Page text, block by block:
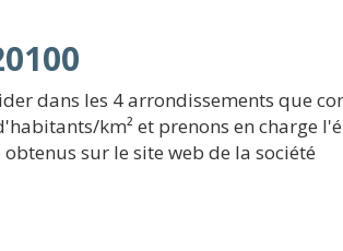
dans les 4 arrondissements que
km² et prenons en charge
sur le site web de la société